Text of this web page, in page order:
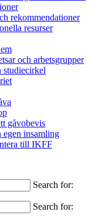
rekommendationer
resurser
och arbetsgrupper
studiecirkel
gåvobevis
egen insamling
till IKFF
Search for:
Search for: